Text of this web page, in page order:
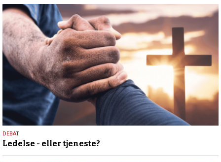
10.
juni
2026
DEBAT
Ledelse - eller tjeneste?